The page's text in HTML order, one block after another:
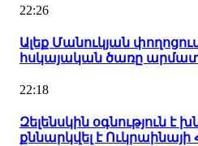
22:26
Ալեք Մանուկյան
հսկայական ծառը
22:18
Զելենսկին օգնություն է
քննարկվել է Ուկրաինայի